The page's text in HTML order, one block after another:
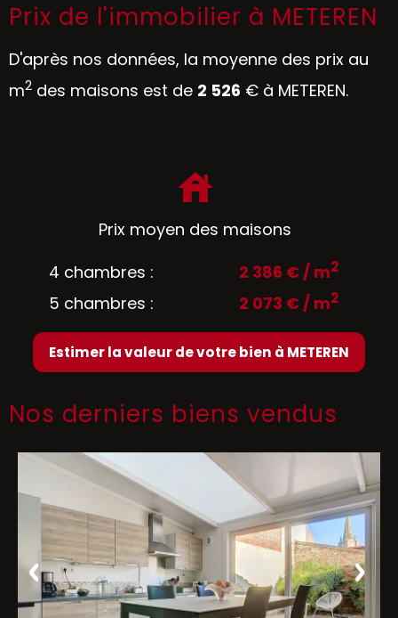
Prix de l'immobilier à METEREN
D'après nos données, la moyenne des prix au
m2 des maisons est de 2 526 € à METEREN.
Prix moyen des maisons
4 chambres :
2 386 € / m2
5 chambres : 2 073 € / m2
Estimer la valeur de votre bien à METEREN
Nos derniers biens vendus